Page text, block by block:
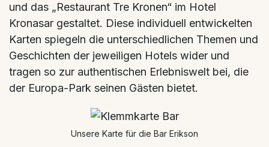
und das „Restaurant Tre Kronen“ im Hotel
Kronasar gestaltet. Diese individuell entwickelten
Karten spiegeln die unterschiedlichen Themen und
Geschichten der jeweiligen Hotels wider und
tragen so zur authentischen Erlebniswelt bei, die
der Europa-Park seinen Gästen bietet.
Unsere Karte für die Bar Erikson